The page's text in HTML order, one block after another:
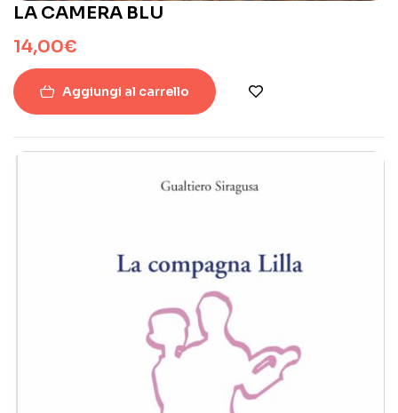
LA CAMERA BLU
14,00€
Aggiungi al carrello